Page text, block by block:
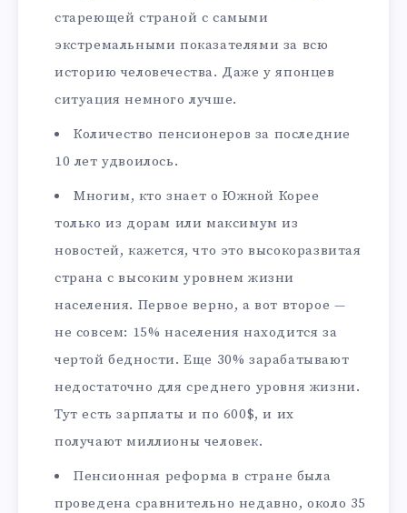
стареющей страной с самыми
экстремальными показателями за всю
историю человечества. Даже у японцев
ситуация немного лучше.
Количество пенсионеров за последние
10 лет удвоилось.
Многим, кто знает о Южной Корее
только из дорам или максимум из
новостей, кажется, что это высокоразвитая
страна с высоким уровнем жизни
населения. Первое верно, а вот второе —
не совсем: 15% населения находится за
чертой бедности. Еще 30% зарабатывают
недостаточно для среднего уровня жизни.
Тут есть зарплаты и по 600$, и их
получают миллионы человек.
Пенсионная реформа в стране была
проведена сравнительно недавно, около 35